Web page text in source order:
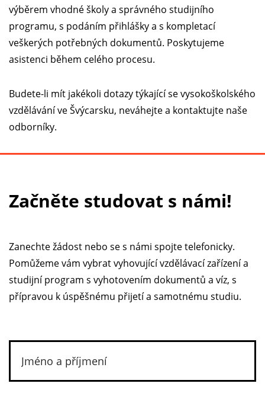
výběrem vhodné školy a správného studijního
programu, s podáním přihlášky a s kompletací
veškerých potřebných dokumentů. Poskytujeme
asistenci během celého procesu.
Budete-li mít jakékoli dotazy týkající se vysokoškolského
vzdělávání ve Švýcarsku, neváhejte a kontaktujte naše
odborníky.
Začněte studovat s námi!
Zanechte žádost nebo se s námi spojte telefonicky.
Pomůžeme vám vybrat vyhovující vzdělávací zařízení a
studijní program s vyhotovením dokumentů a víz, s
přípravou k úspěšnému přijetí a samotnému studiu.